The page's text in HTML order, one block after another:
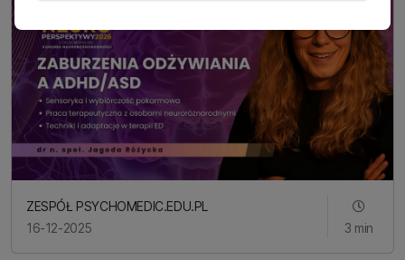
ZESPÓŁ PSYCHOMEDIC.EDU.PL
16-12-2025
3 min